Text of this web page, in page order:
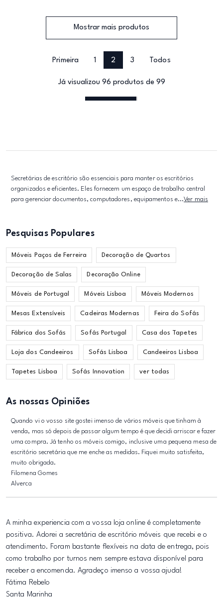
Mostrar mais produtos
Primeira 1 2 3 Todos
Já visualizou 96 produtos de 99
Secretárias de escritório são essenciais para manter os escritórios
organizados e eficientes. Eles fornecem um espaço de trabalho central
para gerenciar documentos, computadores, equipamentos e...Ver mais
Pesquisas Populares
Móveis Paços de Ferreira Decoração de Quartos
Decoração de Salas Decoração Online
Móveis de Portugal Móveis Lisboa Móveis Modernos
Mesas Extensíveis Cadeiras Modernas Feira do Sofás
Fábrica dos Sofás Sofás Portugal Casa dos Tapetes
Loja dos Candeeiros Sofás Lisboa Candeeiros Lisboa
Tapetes Lisboa Sofás Innovation ver todas
As nossas Opiniões
Quando vi o vosso site gostei imenso de vários móveis que tinham à
venda, mas só depois de passar algum tempo é que decidi arriscar e fazer
uma compra. Já tenho os móveis comigo, inclusive uma pequena mesa de
escritório secretária que me enche as medidas. Fiquei muito satisfeita,
muito obrigada.
Filomena Gomes
Alverca
A minha experiencia com a vossa loja online é completamente
positiva. Adorei a secretária de escritório móveis que recebi e o
atendimento. Foram bastante flexíveis na data de entrega, pois
como trabalho por turnos nem sempre estava disponível para
receber a encomenda. Agradeço imenso a vossa ajuda!
Fátima Rebelo
Santa Marinha